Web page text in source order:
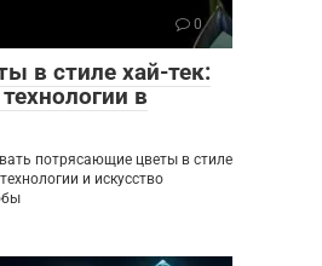
0
в стиле хай-тек:
в
потрясающие цветы в стиле
и искусство